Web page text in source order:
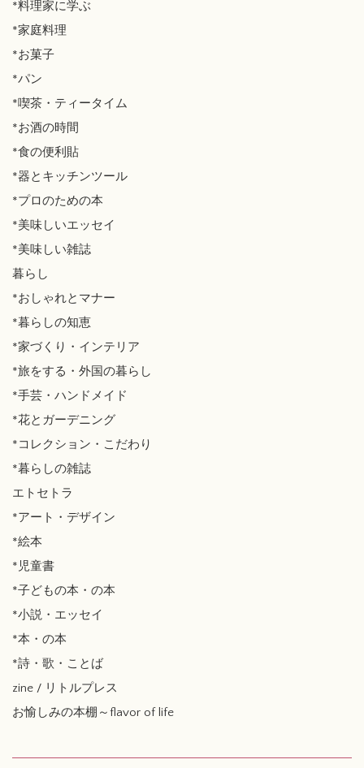
*料理家に学ぶ
*家庭料理
*お菓子
*パン
*喫茶・ティータイム
*お酒の時間
*食の便利貼
*器とキッチンツール
*プロのための本
*美味しいエッセイ
*美味しい雑誌
暮らし
*おしゃれとマナー
*暮らしの知恵
*家づくり・インテリア
*旅をする・外国の暮らし
*手芸・ハンドメイド
*花とガーデニング
*コレクション・こだわり
*暮らしの雑誌
エトセトラ
*アート・デザイン
*絵本
*児童書
*子どもの本・の本
*小説・エッセイ
*本・の本
*詩・歌・ことば
zine / リトルプレス
お愉しみの本棚～flavor of life